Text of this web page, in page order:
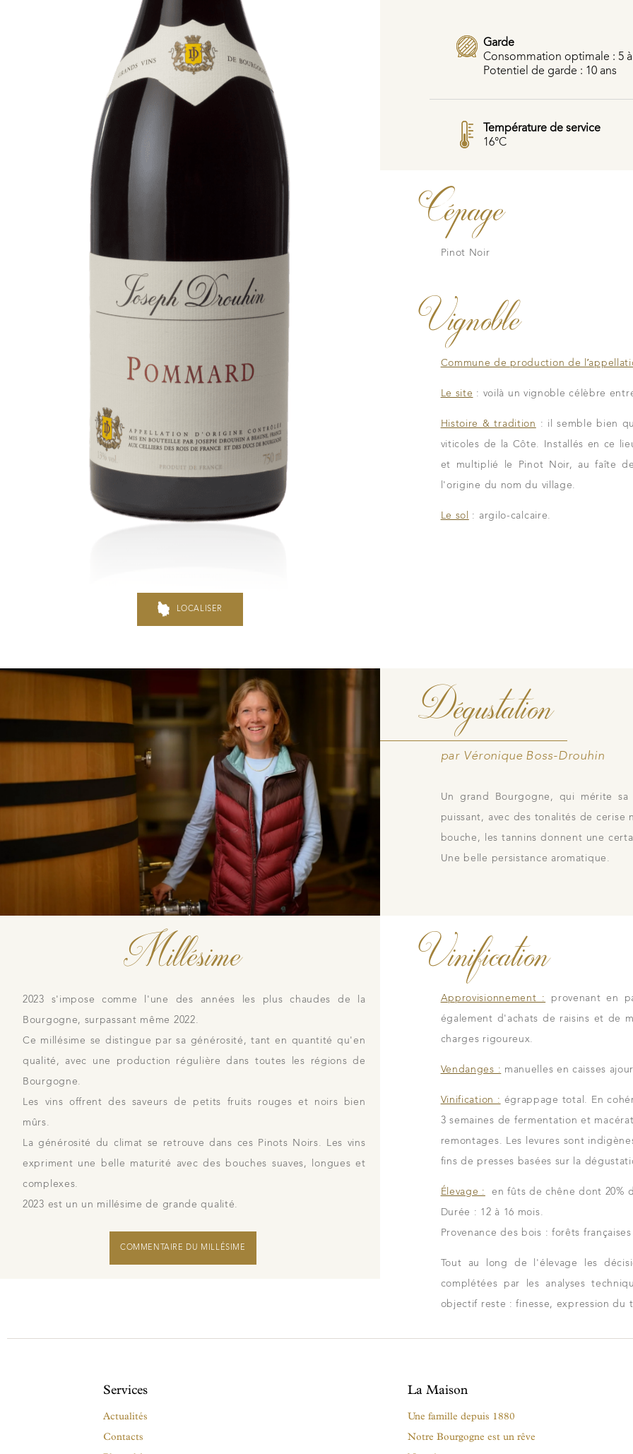
Au coeur du Domaine
Pionniers en Oregon
La carte du
Des Climats qui font rêver
Nos vignes, une attention de tous les instants
Hospices de Beaune, une autre tradition familiale
Expériences inédites
Balades dans les vignes
LOCALISER
Garde
Consommation optimale : 5 à
Potentiel de garde : 10 ans
Température de service
16°C
Cépage
Pinot Noir
Vignoble
Commune de production de
Le site : voilà un vignoble célèbre
Histoire & tradition : il semble bien
viticoles de la Côte. Installés en ce
et multiplié le Pinot Noir, au faîte
l'origine du nom du village.
Le sol : argilo-calcaire.
Dégustation
par Véronique Boss-Drouhin
Un grand Bourgogne, qui mérite
puissant, avec des tonalités de
bouche, les tannins donnent une
Une belle persistance aromatique.
Millésime
2023 s'impose comme l'une des années les plus chaudes de la
Bourgogne, surpassant même 2022.
Ce millésime se distingue par sa générosité, tant en quantité qu'en
qualité, avec une production régulière dans toutes les régions de
Bourgogne.
Les vins offrent des saveurs de petits fruits rouges et noirs bien
mûrs.
La générosité du climat se retrouve dans ces Pinots Noirs. Les vins
expriment une belle maturité avec des bouches suaves, longues et
complexes.
2023 est un un millésime de grande qualité.
COMMENTAIRE DU MILLÉSIME
Vinification
Approvisionnement :
provenant en
également d'achats de raisins et de
charges rigoureux.
Vendanges : manuelles en caisses
Vinification : égrappage total. En
3 semaines de fermentation et
remontages. Les levures sont
fins de presses basées sur la
Élevage :
en fûts de chêne dont 20%
Durée : 12 à 16 mois.
Provenance des bois : forêts
Tout au long de l'élevage les
complétées par les analyses
objectif reste : finesse, expression du
Services
Actualités
Contacts
La Maison
Une famille depuis 1880
Notre Bourgogne est un rêve